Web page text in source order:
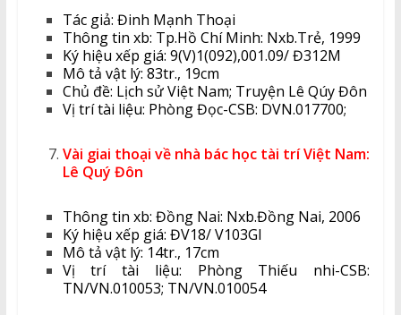
Tác giả: Đinh Mạnh Thoại
Thông tin xb: Tp.Hồ Chí Minh: Nxb.Trẻ, 1999
Ký hiệu xếp giá: 9(V)1(092),001.09/ Đ312M
Mô tả vật lý: 83tr., 19cm
Chủ đề: Lịch sử Việt Nam; Truyện Lê Qúy Đôn
Vị trí tài liệu: Phòng Đọc-CSB: DVN.017700;
Vài giai thoại về nhà bác học tài trí Việt Nam:
Lê Quý Đôn
Thông tin xb: Đồng Nai: Nxb.Đồng Nai, 2006
Ký hiệu xếp giá: ĐV18/ V103GI
Mô tả vật lý: 14tr., 17cm
Vị trí tài liệu: Phòng Thiếu nhi-CSB:
TN/VN.010053; TN/VN.010054